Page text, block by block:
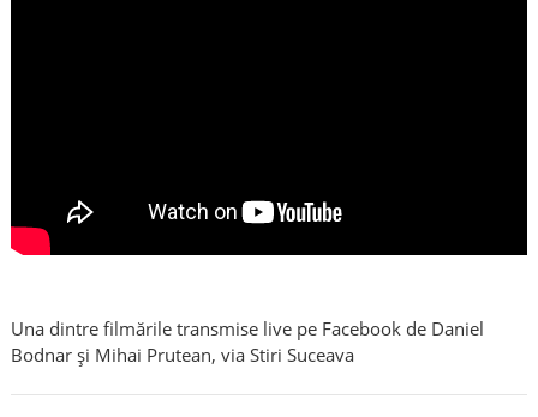
Una dintre filmările transmise live pe Facebook de Daniel
Bodnar și Mihai Prutean, via Stiri Suceava